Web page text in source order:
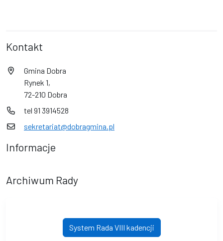
Kontakt
Gmina Dobra
Rynek 1,
72-210 Dobra
tel 91 3914528
sekretariat@dobragmina.pl
Informacje
Archiwum Rady
System Rada VIII kadencji